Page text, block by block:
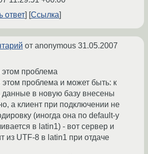
ответ
Ссылка
от anonymous 31.05.2007
этом проблема
этом проблема и может быть: к
данные в новую базу внесены
а клиент при подключении не
(иногда она по default-у
в latin1) - вот сервер и
из UTF-8 в latin1 при отдаче